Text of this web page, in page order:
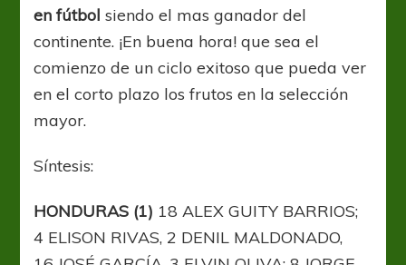
en fútbolsiendo el mas ganador del
continente. ¡En buena hora! que sea el
comienzo de un ciclo exitoso que pueda ver
en el corto plazo los frutos en la selección
mayor.
Síntesis:
HONDURAS (1) 18 ALEX GUITY BARRIOS;
4 ELISON RIVAS, 2 DENIL MALDONADO,